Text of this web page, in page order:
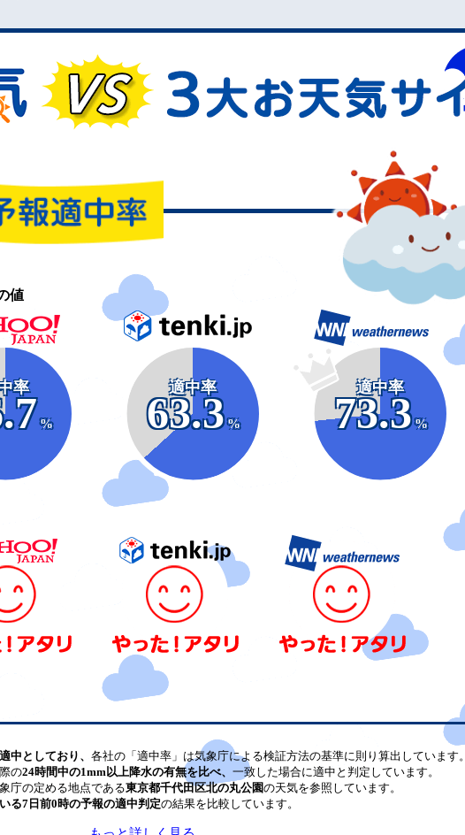
値
率
%
適中率
63.3
%
適中率
73.3
%
中としており、 各社の「適中率」は気象庁による検証方法の基準に則り算出しています。
の24時間中の1mm以上降水の有無を比べ、 一致した場合に適中と判定しています。
庁の定める地点である東京都千代田区北の丸公園の天気を参照しています。
る7日前0時の予報の適中判定の結果を比較しています。